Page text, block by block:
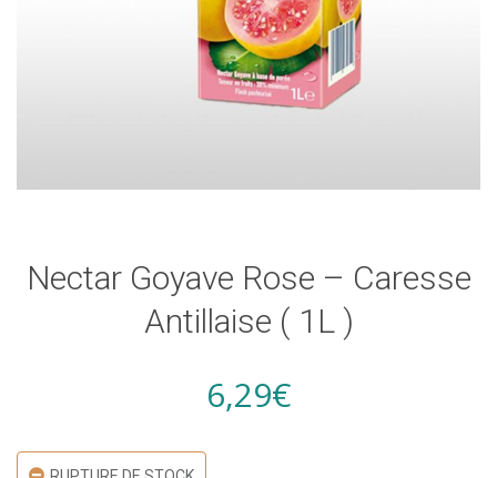
Nectar Goyave Rose – Caresse
Antillaise ( 1L )
6,29€